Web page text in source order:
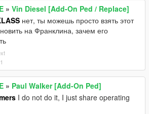
» Vin Diesel [Add-On Ped / Replace]
нет, ты можешь просто взять этот
на Франклина, зачем его
» Paul Walker [Add-On Ped]
I do not do it, I just share operating